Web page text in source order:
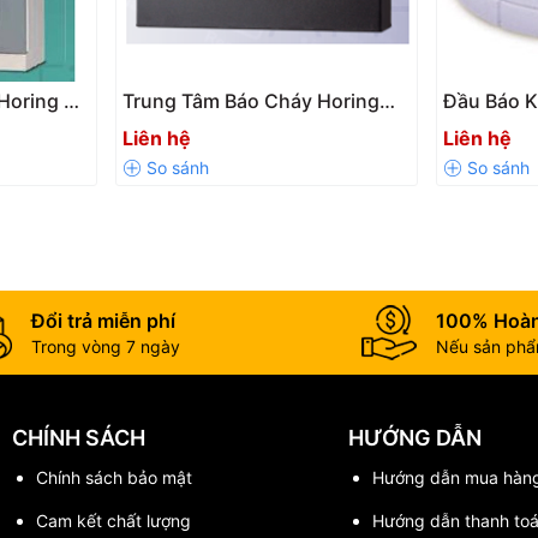
2? ⭐
và tuổi thọ cao. Với thiết kế đạt chuẩn quốc tế cùng độ nhạy
4-
Hãng
Trung Tâm Báo Cháy Horing
QP112 Chính Hãng 🔥
Liên hệ
Đầu Báo
AH-8321
Liên hệ
Đổi trả miễn phí
Trong vòng 7 ngày
100%
Nếu sản
CHÍNH SÁCH
Chính sách bảo mật
Cam kết chất lượng
HƯỚNG DẪN
Hướng dẫn mua
Hướng dẫn thanh